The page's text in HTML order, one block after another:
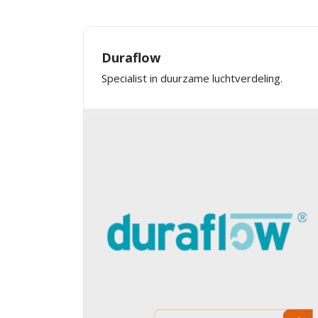
Duraflow
Specialist in duurzame luchtverdeling.